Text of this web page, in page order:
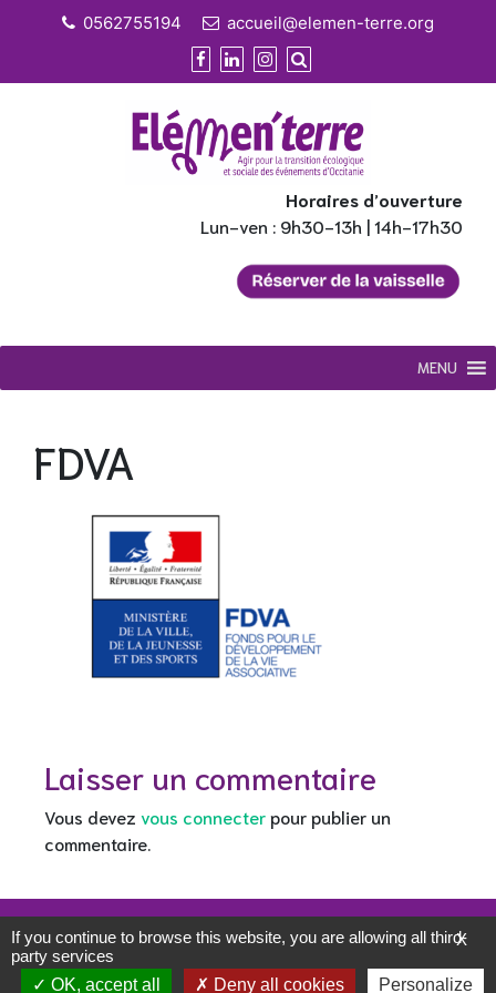
0562755194 accueil@elemen-terre.org
Horaires d’ouverture
Lun-ven : 9h30-13h | 14h-17h30
MENU
FDVA
Laisser un commentaire
Vous devez vous connecterpour publier un
commentaire.
Mentions légales
Politique de confidentialité
WordPress
Di eCommerce Theme
X
If you continue to browse this website, you are allowing all third-
party services
OK, accept all
Deny all cookies Personalize